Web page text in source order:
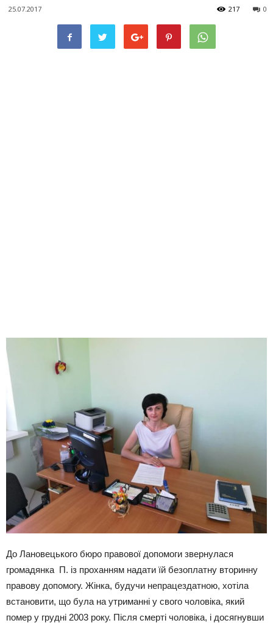
25.07.2017 0
217
До Лановецького бюро правової допомоги звернулася
громадянка П. із проханням надати їй безоплатну вторинну
правову допомогу. Жінка, будучи непрацездатною, хотіла
встановити, що була на утриманні у свого чоловіка, який
помер у грудні 2003 року. Після смерті чоловіка, і досягнувши